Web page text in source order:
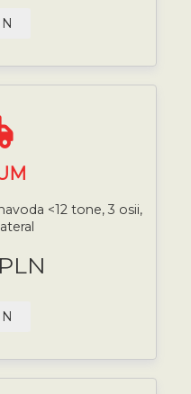
<12 tone, 3 osii,